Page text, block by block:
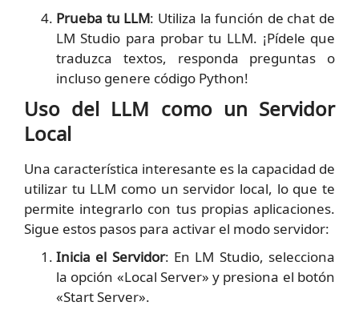
Prueba tu LLM: Utiliza la función de chat de
LM Studio para probar tu LLM. ¡Pídele que
traduzca textos, responda preguntas o
incluso genere código Python!
Uso del LLM como un Servidor
Local
Una característica interesante es la capacidad de
utilizar tu LLM como un servidor local, lo que te
permite integrarlo con tus propias aplicaciones.
Sigue estos pasos para activar el modo servidor:
Inicia el Servidor: En LM Studio, selecciona
la opción «Local Server» y presiona el botón
«Start Server».